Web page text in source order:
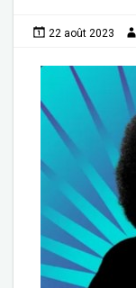
22 août 2023